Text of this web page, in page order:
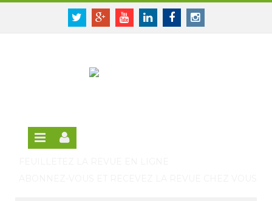
Panneau de gestion des cookies
TwitterGoogle+YoutubeLinkedinFacebookInstagram
SE CONNECTER